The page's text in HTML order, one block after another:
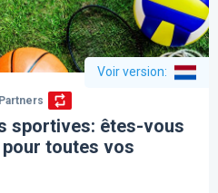
Voir version:
sportives: êtes-vous
toutes vos